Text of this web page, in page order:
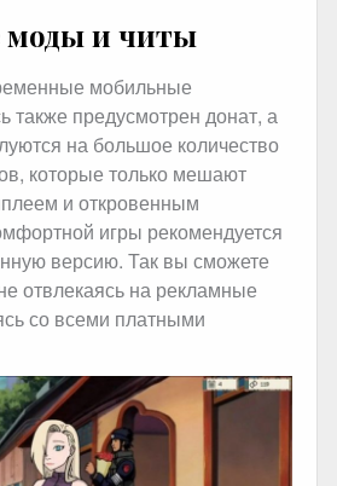
моды и читы
мобильные
также предусмотрен донат, а
на большое количество
которые только мешают
и откровенным
игры рекомендуется
версию. Так вы сможете
отвлекаясь на рекламные
со всеми платными